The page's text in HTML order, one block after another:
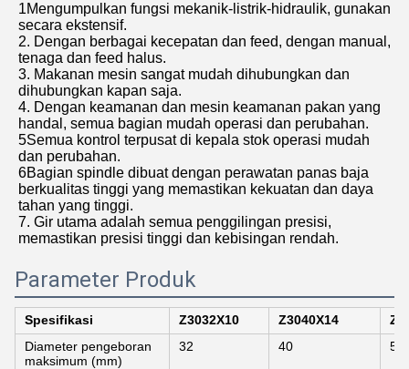
1Mengumpulkan fungsi mekanik-listrik-hidraulik, gunakan
secara ekstensif.
2. Dengan berbagai kecepatan dan feed, dengan manual,
tenaga dan feed halus.
3. Makanan mesin sangat mudah dihubungkan dan
dihubungkan kapan saja.
4. Dengan keamanan dan mesin keamanan pakan yang
handal, semua bagian mudah operasi dan perubahan.
5Semua kontrol terpusat di kepala stok operasi mudah
dan perubahan.
6Bagian spindle dibuat dengan perawatan panas baja
berkualitas tinggi yang memastikan kekuatan dan daya
tahan yang tinggi.
7. Gir utama adalah semua penggilingan presisi,
memastikan presisi tinggi dan kebisingan rendah.
Parameter Produk
Spesifikasi Z3032X10 Z3040X14
Diameter pengeboran
maksimum (mm)
32 40 50